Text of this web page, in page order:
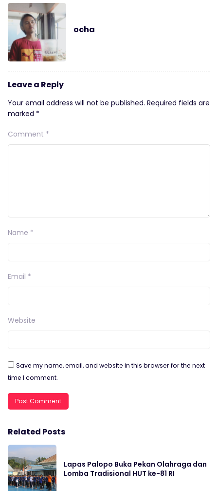
ocha
Leave a Reply
Your email address will not be published. Required fields are
marked *
Comment *
Name *
Email *
Website
Save my name, email, and website in this browser for the next
time I comment.
Related Posts
Lapas Palopo Buka Pekan Olahraga dan
Lomba Tradisional HUT ke-81 RI